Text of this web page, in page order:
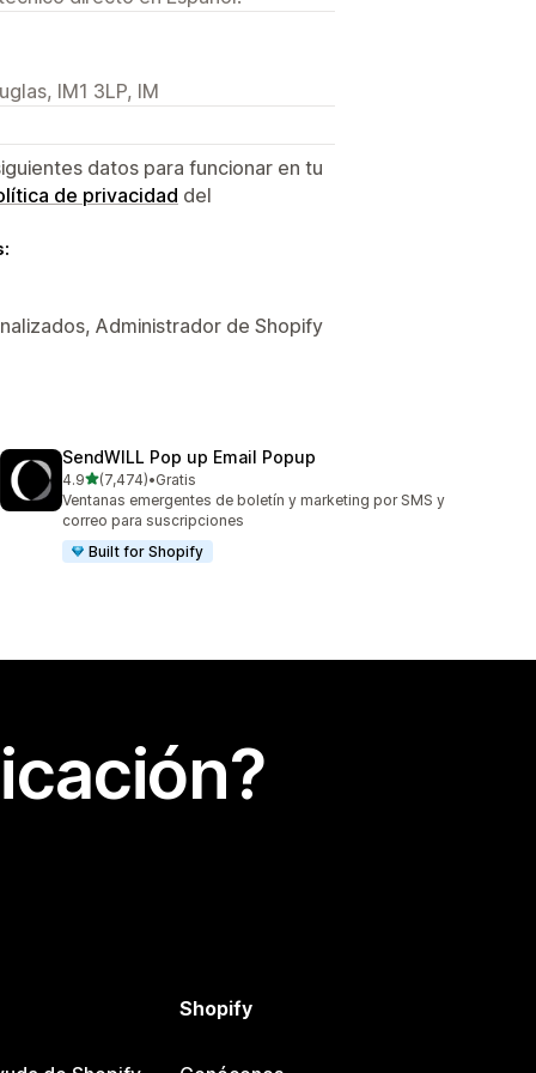
IM1 3LP, IM
datos para funcionar en tu
de privacidad del
Administrador de Shopify
SendWILL Pop up Email Popup
4.9de 5 estrellas
(7,474)
7474 reseñas en total
•Gratis
Ventanas emergentes de boletín y marketing por SMS y
correo para suscripciones
Built for Shopify
Shopify